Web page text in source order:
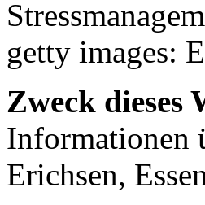
getty images:
Zweck dieses
Informationen
Erichsen,